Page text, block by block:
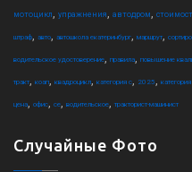
мотоцикл, упражнения, автодром,
штраф, авто, автошкола екатеринбург, маршрут,
водительское удостоверение, правила, повышение
тракт, коап, квадроцикл, категория c, 2025,
цена, офис, ce, водительское, тракторист-машинист
Случайные Фото